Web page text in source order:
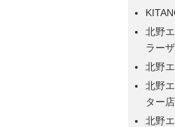
北野
ラー
北野
北野
ター店
北野